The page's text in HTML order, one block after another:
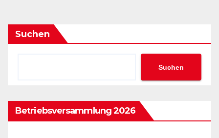
Suchen
Suchen
Betriebsversammlung 2026